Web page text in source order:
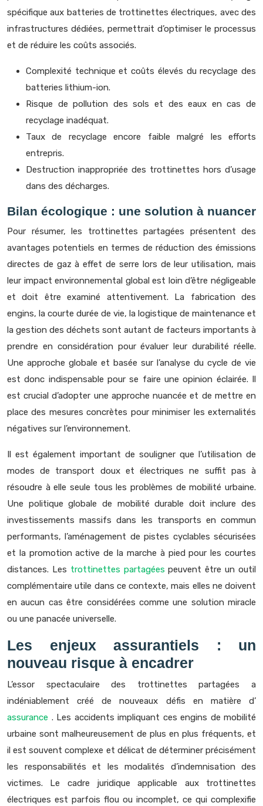
spécifique aux batteries de trottinettes électriques, avec des
infrastructures dédiées, permettrait d’optimiser le processus
et de réduire les coûts associés.
Complexité technique et coûts élevés du recyclage des
batteries lithium-ion.
Risque de pollution des sols et des eaux en cas de
recyclage inadéquat.
Taux de recyclage encore faible malgré les efforts
entrepris.
Destruction inappropriée des trottinettes hors d’usage
dans des décharges.
Bilan écologique : une solution à nuancer
Pour résumer, les trottinettes partagées présentent des
avantages potentiels en termes de réduction des émissions
directes de gaz à effet de serre lors de leur utilisation, mais
leur impact environnemental global est loin d’être négligeable
et doit être examiné attentivement. La fabrication des
engins, la courte durée de vie, la logistique de maintenance et
la gestion des déchets sont autant de facteurs importants à
prendre en considération pour évaluer leur durabilité réelle.
Une approche globale et basée sur l’analyse du cycle de vie
est donc indispensable pour se faire une opinion éclairée. Il
est crucial d’adopter une approche nuancée et de mettre en
place des mesures concrètes pour minimiser les externalités
négatives sur l’environnement.
Il est également important de souligner que l’utilisation de
modes de transport doux et électriques ne suffit pas à
résoudre à elle seule tous les problèmes de mobilité urbaine.
Une politique globale de mobilité durable doit inclure des
investissements massifs dans les transports en commun
performants, l’aménagement de pistes cyclables sécurisées
et la promotion active de la marche à pied pour les courtes
distances. Les trottinettes partagéespeuvent être un outil
complémentaire utile dans ce contexte, mais elles ne doivent
en aucun cas être considérées comme une solution miracle
ou une panacée universelle.
Les enjeux assurantiels : un
nouveau risque à encadrer
L’essor spectaculaire des trottinettes partagées a
indéniablement créé de nouveaux défis en matière d’
assurance . Les accidents impliquant ces engins de mobilité
urbaine sont malheureusement de plus en plus fréquents, et
il est souvent complexe et délicat de déterminer précisément
les responsabilités et les modalités d’indemnisation des
victimes. Le cadre juridique applicable aux trottinettes
électriques est parfois flou ou incomplet, ce qui complexifie